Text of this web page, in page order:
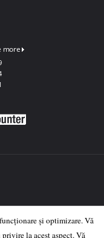
Dăbâcași optimizare. Vă
la acest aspect. Vă